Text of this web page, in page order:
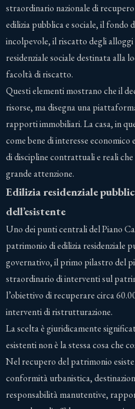
straordinario nazionale di
edilizia pubblica e sociale, il fondo
incolpevole, il riscatto degli alloggi
residenziale sociale destinata alla
facoltà di riscatto.
Questi elementi mostrano che il
risorse, ma disegna una
rapporti immobiliari. La casa, in
come bene di interesse
di discipline contrattuali e reali
grande attenzione.
Edilizia residenziale
dell’esistente
Uno dei punti centrali del Piano
patrimonio di edilizia residenziale
governativo, il primo pilastro del
straordinario di interventi sul
l’obiettivo di recuperare circa
interventi di ristrutturazione.
La scelta è giuridicamente
esistenti non è la stessa cosa che
Nel recupero del patrimonio
conformità urbanistica,
responsabilità manutentive,